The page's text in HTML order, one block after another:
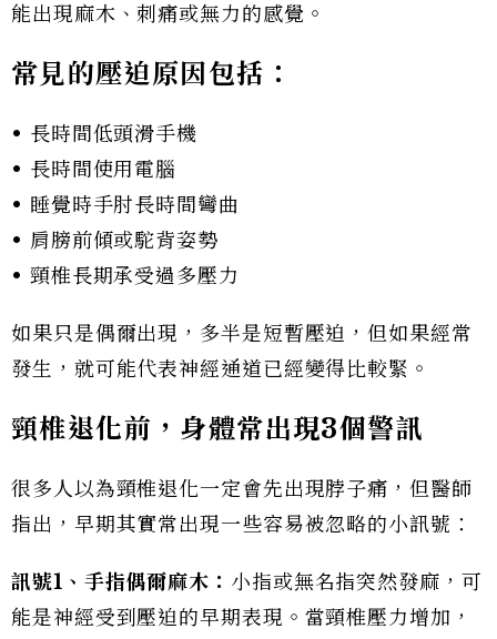
能出現麻木、刺痛或無力的感覺。
常見的壓迫原因包括：
• 長時間低頭滑手機
• 長時間使用電腦
• 睡覺時手肘長時間彎曲
• 肩膀前傾或駝背姿勢
• 頸椎長期承受過多壓力
如果只是偶爾出現，多半是短暫壓迫，但如果經常
發生，就可能代表神經通道已經變得比較緊。
頸椎退化前，身體常出現3個警訊
很多人以為頸椎退化一定會先出現脖子痛，但醫師
指出，早期其實常出現一些容易被忽略的小訊號：
訊號1 、手指偶爾麻木： 小指或無名指突然發麻，可
能是神經受到壓迫的早期表現。當頸椎壓力增加，